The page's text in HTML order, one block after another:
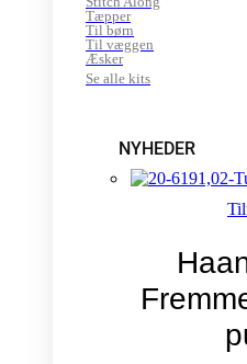
Tæpper
Til børn
Til væggen
Æsker
Se alle kits
NYHEDER